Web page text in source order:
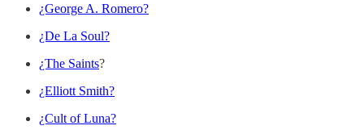
¿George A. Romero?
¿De La Soul?
¿The Saints?
¿Elliott Smith?
¿Cult of Luna?